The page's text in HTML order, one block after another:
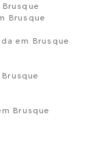
Brusque
em Brusque
Brusque